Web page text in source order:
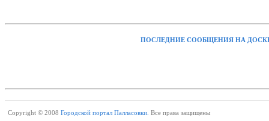
ПОСЛЕДНИЕ СООБЩЕНИЯ НА
Copyright © 2008 Городской портал Палласовки. Все права защищены